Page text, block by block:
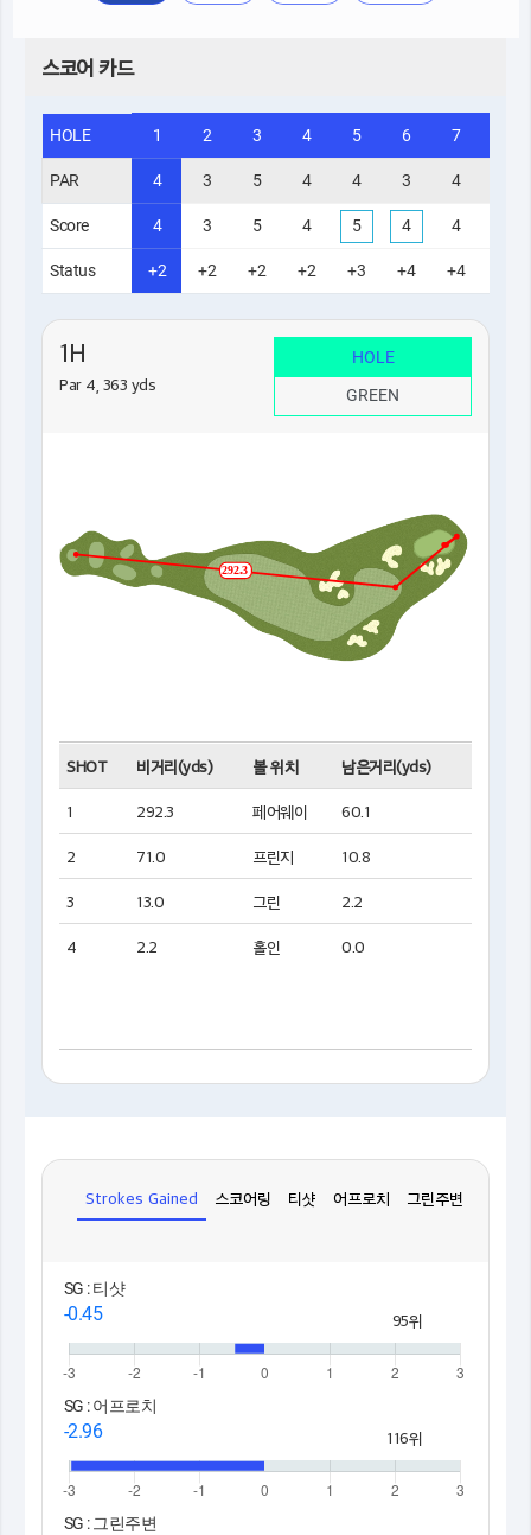
스코어 카드
HOLE 1 2 3 4 5 6 7
PAR 4 3 5 4 4 3 4
Score 4 3 5 4 5 4 4
Status +2 +2 +2 +2 +3 +4 +4
1H
Par 4, 363 yds
HOLE
GREEN
292.3
SHOT 비거리(yds) 볼 위치 남은거리(yds)
1 292.3 페어웨이 60.1
2 71.0 프린지 10.8
3 13.0 그린 2.2
4 2.2 홀인 0.0
Strokes Gained 스코어링 티샷 어프로치 그린주변
SG : 티샷
-0.45 95위
SG : 어프로치
-2.96 116위
SG : 그린주변